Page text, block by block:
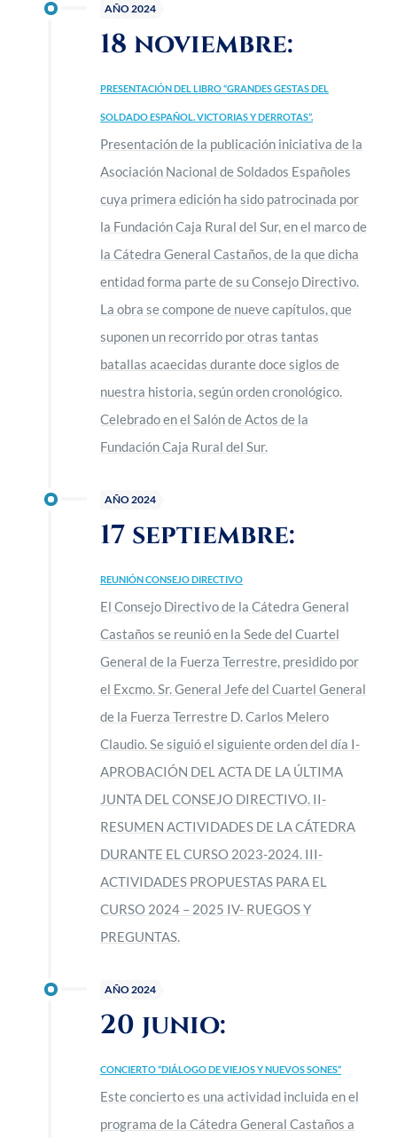
AÑO 2024
18 noviembre:
PRESENTACIÓN DEL LIBRO “GRANDES GESTAS DEL
SOLDADO ESPAÑOL. VICTORIAS Y DERROTAS”.
Presentación de la publicación iniciativa de la
Asociación Nacional de Soldados Españoles
cuya primera edición ha sido patrocinada por
la Fundación Caja Rural del Sur, en el marco de
la Cátedra General Castaños, de la que dicha
entidad forma parte de su Consejo Directivo.
La obra se compone de nueve capítulos, que
suponen un recorrido por otras tantas
batallas acaecidas durante doce siglos de
nuestra historia, según orden cronológico.
Celebrado en el Salón de Actos de la
Fundación Caja Rural del Sur.
AÑO 2024
17 septiembre:
REUNIÓN CONSEJO DIRECTIVO
El Consejo Directivo de la Cátedra General
Castaños se reunió en la Sede del Cuartel
General de la Fuerza Terrestre, presidido por
el Excmo. Sr. General Jefe del Cuartel General
de la Fuerza Terrestre D. Carlos Melero
Claudio. Se siguió el siguiente orden del día I-
APROBACIÓN DEL ACTA DE LA ÚLTIMA
JUNTA DEL CONSEJO DIRECTIVO. II-
RESUMEN ACTIVIDADES DE LA CÁTEDRA
DURANTE EL CURSO 2023-2024. III-
ACTIVIDADES PROPUESTAS PARA EL
CURSO 2024 – 2025 IV- RUEGOS Y
PREGUNTAS.
AÑO 2024
20 junio:
CONCIERTO “DIÁLOGO DE VIEJOS Y NUEVOS SONES”
Este concierto es una actividad incluida en el
programa de la Cátedra General Castaños a